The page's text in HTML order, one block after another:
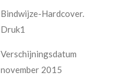
Bindwijze-Hardcover.
Druk1
Verschijningsdatum
november 2015